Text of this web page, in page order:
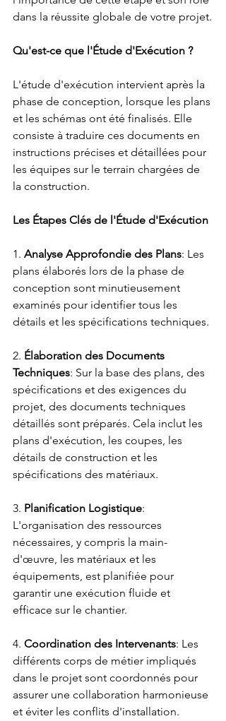
dans la réussite globale de votre projet.
Qu'est-ce que l'Étude d'Exécution ?
L'étude d'exécution intervient après la
phase de conception, lorsque les plans
et les schémas ont été finalisés. Elle
consiste à traduire ces documents en
instructions précises et détaillées pour
les équipes sur le terrain chargées de
la construction.
Les Étapes Clés de l'Étude d'Exécution
1. Analyse Approfondie des Plans: Les
plans élaborés lors de la phase de
conception sont minutieusement
examinés pour identifier tous les
détails et les spécifications techniques.
2. Élaboration des Documents
Techniques: Sur la base des plans, des
spécifications et des exigences du
projet, des documents techniques
détaillés sont préparés. Cela inclut les
plans d'exécution, les coupes, les
détails de construction et les
spécifications des matériaux.
3. Planification Logistique:
L'organisation des ressources
nécessaires, y compris la main-
d'œuvre, les matériaux et les
équipements, est planifiée pour
garantir une exécution fluide et
efficace sur le chantier.
4. Coordination des Intervenants: Les
différents corps de métier impliqués
dans le projet sont coordonnés pour
assurer une collaboration harmonieuse
et éviter les conflits d'installation.